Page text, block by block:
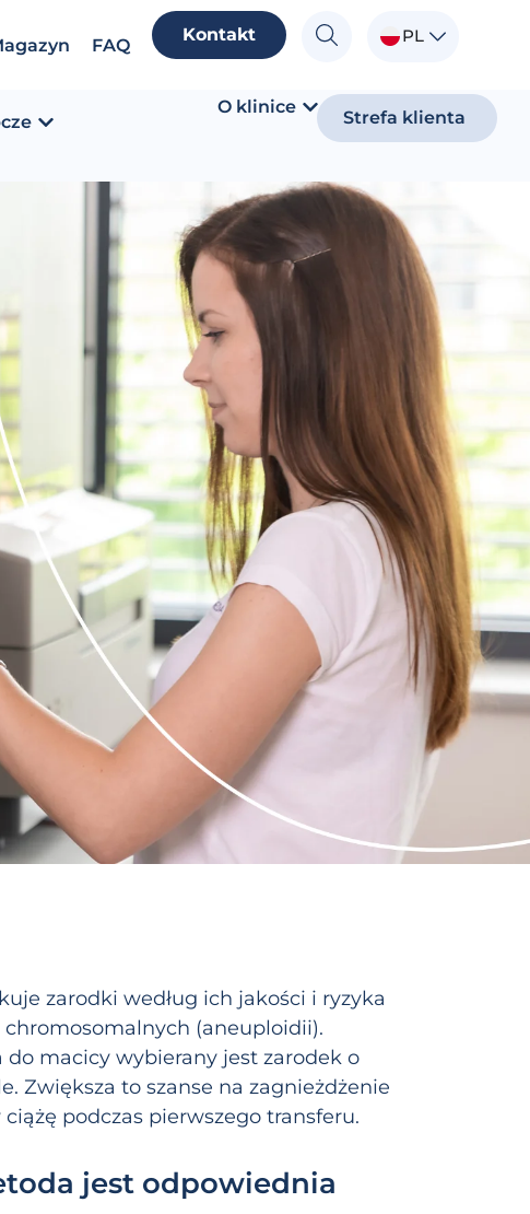
FAQ
Kontakt PL
O klinice
Strefa klienta
zarodki według ich jakości i ryzyka
(aneuploidii).
macicy wybierany jest zarodek o
Zwiększa to szanse na zagnieżdżenie
podczas pierwszego transferu.
jest odpowiednia